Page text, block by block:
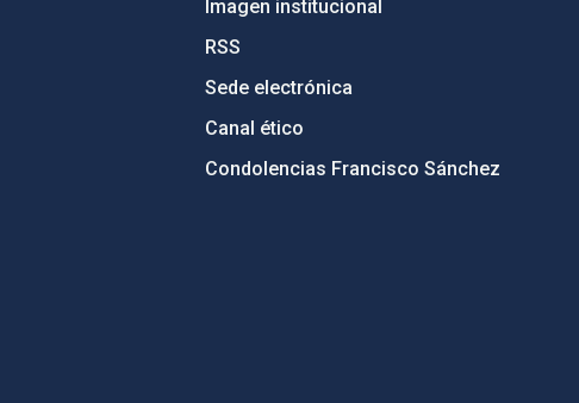
Imagen institucional
RSS
Sede electrónica
Canal ético
Condolencias Francisco Sánchez